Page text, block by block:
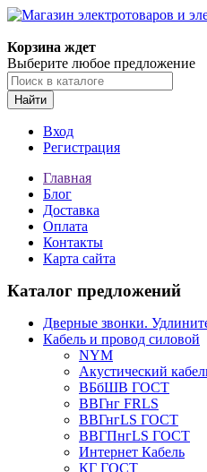
Корзина ждет
Выберите любое предложение
Найти
Вход
Регистрация
Главная
Блог
Доставка
Оплата
Контакты
Карта сайта
Каталог предложений
Дверные звонки.
Кабель и провод силовой
NYM
Акустический
ВБбШВ ГОСТ
ВВГнг FRLS
ВВГнгLS ГОСТ
ВВГПнгLS ГОСТ
Интернет Кабель
КГ ГОСТ